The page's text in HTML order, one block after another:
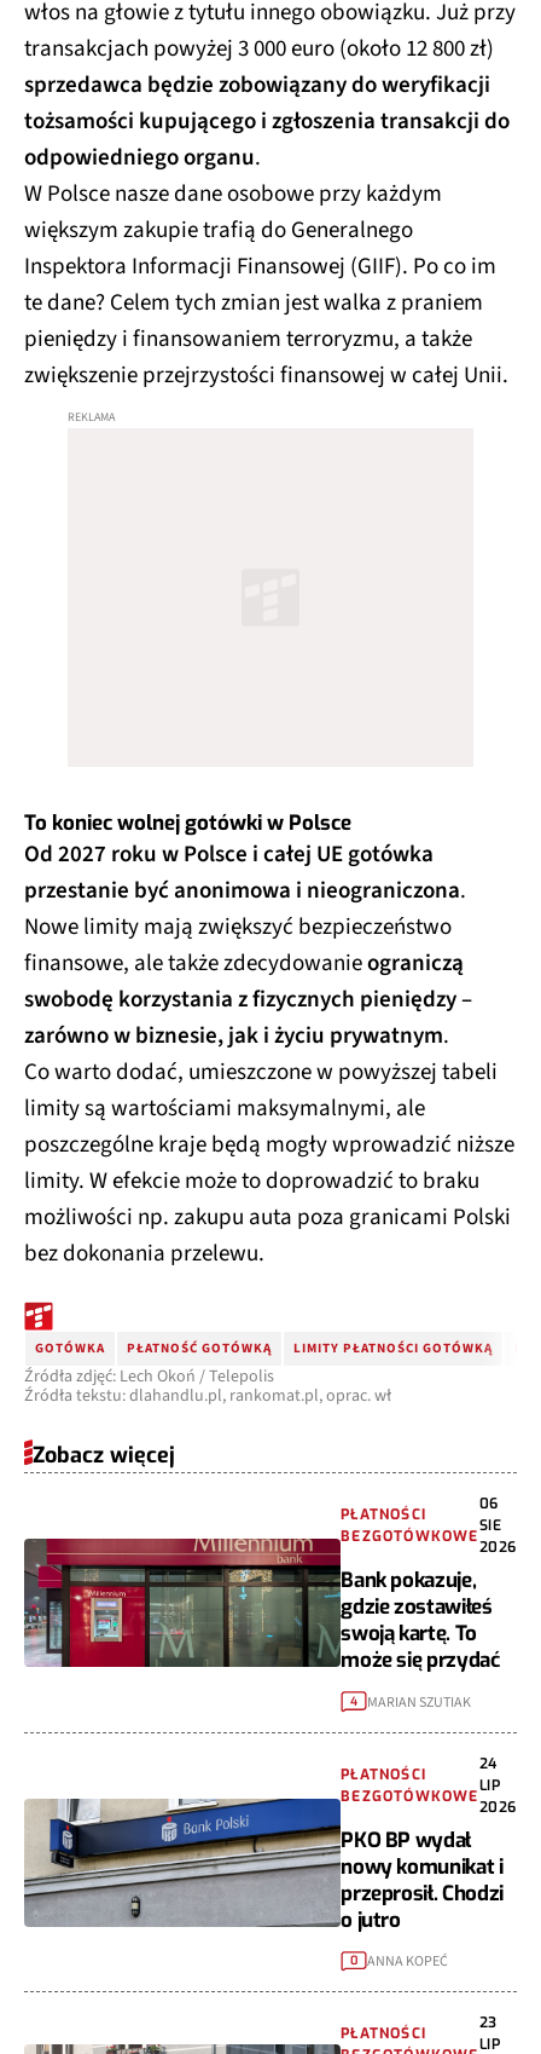
włos na głowie z tytułu innego obowiązku. Już przy
transakcjach powyżej 3 000 euro (około 12 800 zł)
sprzedawca będzie zobowiązany do weryfikacji
tożsamości kupującego i zgłoszenia transakcji do
odpowiedniego organu.
W Polsce nasze dane osobowe przy każdym
większym zakupie trafią do Generalnego
Inspektora Informacji Finansowej (GIIF). Po co im
te dane? Celem tych zmian jest walka z praniem
pieniędzy i finansowaniem terroryzmu, a także
zwiększenie przejrzystości finansowej w całej Unii.
To koniec wolnej gotówki w Polsce
Od 2027 roku w Polsce i całej UE gotówka
przestanie być anonimowa i nieograniczona.
Nowe limity mają zwiększyć bezpieczeństwo
finansowe, ale także zdecydowanieograniczą
swobodę korzystania z fizycznych pieniędzy –
zarówno w biznesie, jak i życiu prywatnym.
Co warto dodać, umieszczone w powyższej tabeli
limity są wartościami maksymalnymi, ale
poszczególne kraje będą mogły wprowadzić niższe
limity. W efekcie może to doprowadzić to braku
możliwości np. zakupu auta poza granicami Polski
bez dokonania przelewu.
GOTÓWKA PŁATNOŚĆ GOTÓWKĄ LIMITY PŁATNOŚCI GOTÓWKĄ
Źródła zdjęć: Lech Okoń / Telepolis
Źródła tekstu: dlahandlu.pl, rankomat.pl, oprac. wł
Zobacz więcej
PŁATNOŚCI
BEZGOTÓWKOWE
06
SIE
2026
Bank pokazuje,
gdzie zostawiłeś
swoją kartę. To
może się przydać
4 MARIAN SZUTIAK
PŁATNOŚCI
BEZGOTÓWKOWE
24
LIP
2026
PKO BP wydał
nowy komunikat i
przeprosił. Chodzi
o jutro
0 ANNA KOPEĆ
PŁATNOŚCI
23
LIP